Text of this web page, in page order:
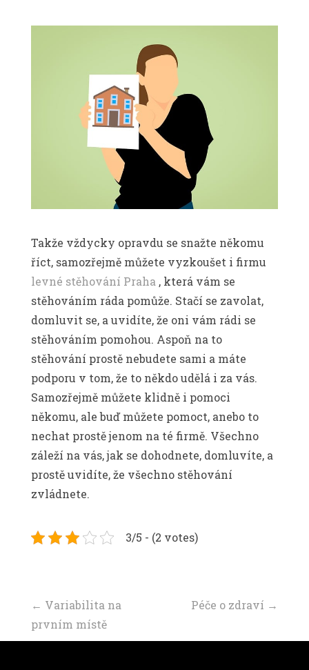
Takže vždycky opravdu se snažte někomu
říct, samozřejmě můžete vyzkoušet i firmu
levné stěhování Praha , která vám se
stěhováním ráda pomůže. Stačí se zavolat,
domluvit se, a uvidíte, že oni vám rádi se
stěhováním pomohou. Aspoň na to
stěhování prostě nebudete sami a máte
podporu v tom, že to někdo udělá i za vás.
Samozřejmě můžete klidně i pomoci
někomu, ale buď můžete pomoct, anebo to
nechat prostě jenom na té firmě. Všechno
záleží na vás, jak se dohodnete, domluvíte, a
prostě uvidíte, že všechno stěhování
zvládnete.
3/5 - (2 votes)
Navigace
příspěvku
← Variabilita na
prvním místě
Péče o zdraví →